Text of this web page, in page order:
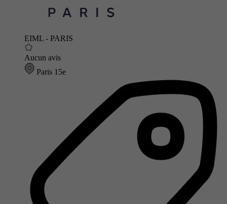
EIML - PARIS
Aucun avis
Paris 15e